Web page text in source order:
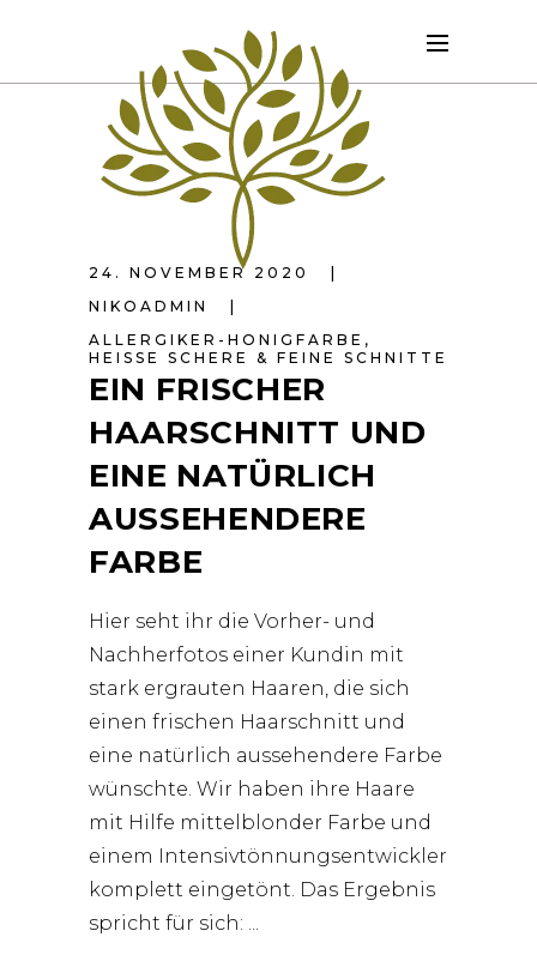
24. NOVEMBER 2020
NIKOADMIN
ALLERGIKER-HONIGFARBE ,
HEISSE SCHERE & FEINE SCHNITTE
EIN FRISCHER
HAARSCHNITT UND
EINE NATÜRLICH
AUSSEHENDERE
FARBE
Hier seht ihr die Vorher- und
Nachherfotos einer Kundin mit
stark ergrauten Haaren, die sich
einen frischen Haarschnitt und
eine natürlich aussehendere Farbe
wünschte. Wir haben ihre Haare
mit Hilfe mittelblonder Farbe und
einem Intensivtönnungsentwickler
komplett eingetönt. Das Ergebnis
spricht für sich: